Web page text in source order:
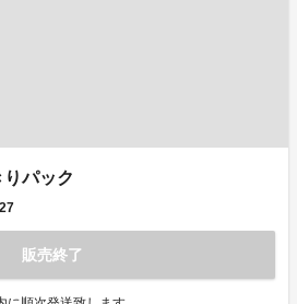
パック
27
販売終了